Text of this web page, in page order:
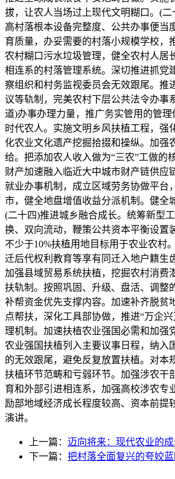
拔，让农人当场过上现代文明糊口。(
高村落根本设备完整度、公共办事便当
育质量，办妥需要的村落小规模学校，
农村糊口污水垃圾管理，健全农村人居
相连系的村落管理系统。深切推进抓党
察组织和村务监视委员会无效跟尾。推
议等轨制，完美农村下层公共法令办事
道)办事办理力量，推广务实管用的管
时代农人。实施文明乡风扶植工程，
化农业文化遗产挖掘拾掇和操纵。加强
给。把添加农人收入做为“三农”工做
财产加速融入临近大中城市财产链供应
就业办事机制，成立区域劳务协做平台
市，健全地盘增值收益分派机制。健全
(二十四)推进城乡融合成长。统筹新型
换、双向流动，鞭策公共资本平衡设置
不少于10%扶植用地目标用于农业农村
迁后代权利教育等享有同迁入地户籍生
加强县域贸易系统扶植，挖掘农村消费
扶轨制。按照巩固、升级、盘活、调整
补帮资金优先支撑内容。加速补齐脱贫
点帮扶，深化工具部协做，推进“万企
理机制。加速扶植农业强国必需和加强
农业强国扶植列入主要议事日程，纳入
的无效跟尾，避免反复放置扶植。对本
扶植环节范畴和亏弱环节。加强涉农干
育和外部引进相连系，加强高校涉农专
励部地域经济成长程度较高、资本前提
演讲。
上一篇： 迈向将来：现代农业的
下一篇： 把村落全面复兴的夸姣